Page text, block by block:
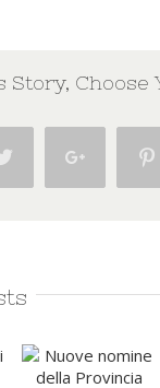
Story, Choose
Twitter Google+